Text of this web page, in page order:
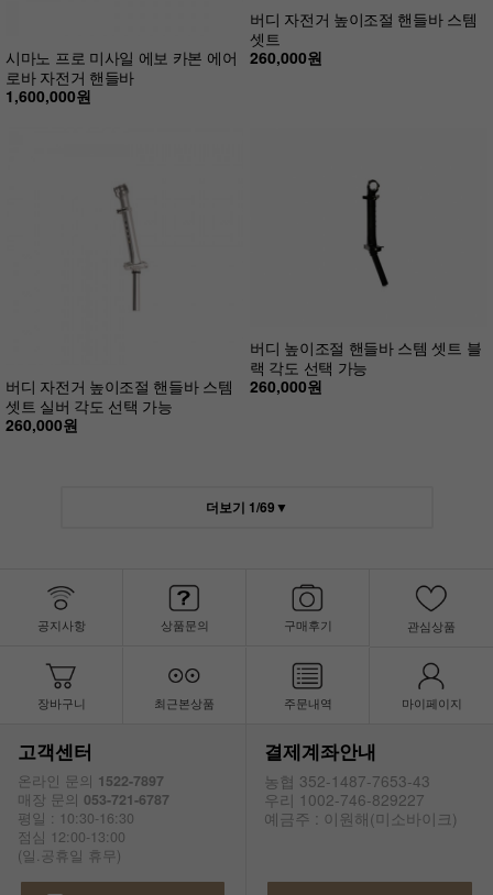
시마노 프로 미사일 에보 카본 에어
로바 자전거 핸들바
1,600,000원
버디 자전거 높이조절 핸들바 스템
셋트
260,000원
버디 자전거 높이조절 핸들바 스템
셋트 실버 각도 선택 가능
260,000원
버디 높이조절 핸들바 스템 셋트 블
랙 각도 선택 가능
260,000원
더보기 1/69▼
공지사항 상품문의 구매후기 관심상품
장바구니 최근본상품 주문내역 마이페이지
고객센터
온라인 문의 1522-7897
매장 문의 053-721-6787
평일 : 10:30-16:30
점심 12:00-13:00
(일.공휴일 휴무)
결제계좌안내
농협 352-1487-7653-43
우리 1002-746-829227
예금주 : 이원해(미소바이크)